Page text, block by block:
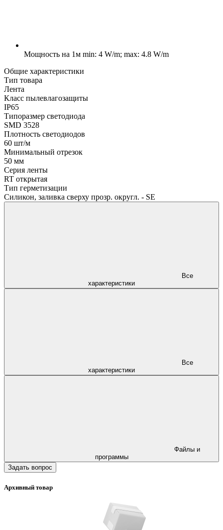
Мощность на 1м min: 4 W/m; max: 4.8 W/m
Общие характеристики
Тип товара
Лента
Класс пылевлагозащиты
IP65
Типоразмер светодиода
SMD 3528
Плотность светодиодов
60 шт/м
Минимальный отрезок
50 мм
Серия ленты
RT открытая
Тип герметизации
Силикон, заливка сверху прозр. округл. - SE
характеристики
характеристики
программы
Задать вопрос
Архивный товар